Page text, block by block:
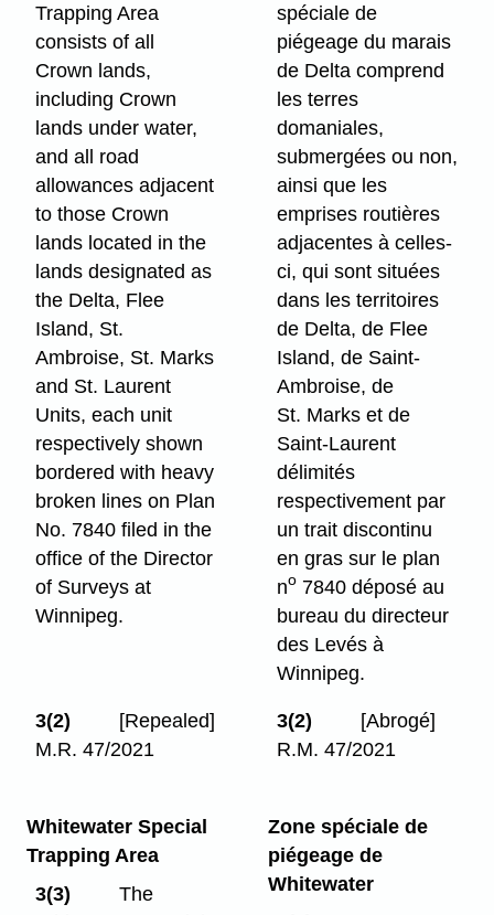
Trapping Area
consists of all
Crown lands,
including Crown
lands under water,
and all road
allowances adjacent
to those Crown
lands located in the
lands designated as
the Delta, Flee
Island, St.
Ambroise, St. Marks
and St. Laurent
Units, each unit
respectively shown
bordered with heavy
broken lines on Plan
No. 7840 filed in the
office of the Director
of Surveys at
Winnipeg.
spéciale de
piégeage du marais
de Delta comprend
les terres
domaniales,
submergées ou non,
ainsi que les
emprises routières
adjacentes à celles-
ci, qui sont situées
dans les territoires
de Delta, de Flee
Island, de Saint-
Ambroise, de
St. Marks et de
Saint-Laurent
délimités
respectivement par
un trait discontinu
en gras sur le plan
no 7840 déposé au
bureau du directeur
des Levés à
Winnipeg.
3(2)
[Repealed]
M.R. 47/2021
3(2)
[Abrogé]
R.M. 47/2021
Whitewater Special
Trapping Area
3(3)
The
Zone spéciale de
piégeage de
Whitewater